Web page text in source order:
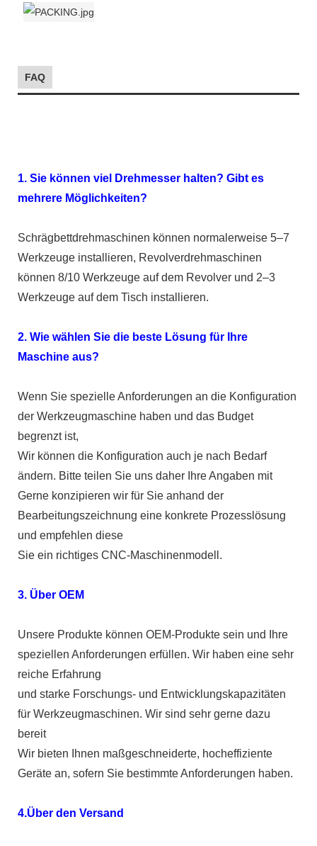
FAQ
1. Sie können viel Drehmesser halten? Gibt es
mehrere Möglichkeiten?
Schrägbettdrehmaschinen können normalerweise 5–7
Werkzeuge installieren, Revolverdrehmaschinen
können 8/10 Werkzeuge auf dem Revolver und 2–3
Werkzeuge auf dem Tisch installieren.
2. Wie wählen Sie die beste Lösung für Ihre
Maschine aus?
Wenn Sie spezielle Anforderungen an die Konfiguration
der Werkzeugmaschine haben und das Budget
begrenzt ist,
Wir können die Konfiguration auch je nach Bedarf
ändern. Bitte teilen Sie uns daher Ihre Angaben mit
Gerne konzipieren wir für Sie anhand der
Bearbeitungszeichnung eine konkrete Prozesslösung
und empfehlen diese
Sie ein richtiges CNC-Maschinenmodell.
3. Über OEM
Unsere Produkte können OEM-Produkte sein und Ihre
speziellen Anforderungen erfüllen. Wir haben eine sehr
reiche Erfahrung
und starke Forschungs- und Entwicklungskapazitäten
für Werkzeugmaschinen. Wir sind sehr gerne dazu
bereit
Wir bieten Ihnen maßgeschneiderte, hocheffiziente
Geräte an, sofern Sie bestimmte Anforderungen haben.
4.Über den Versand